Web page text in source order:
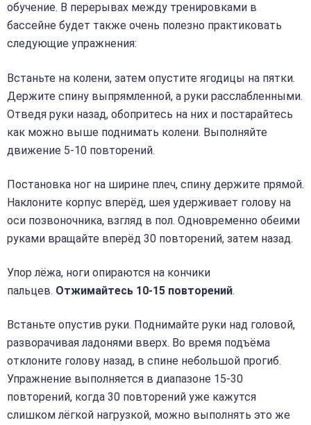
обучение. В перерывах между тренировками в
бассейне будет также очень полезно практиковать
следующие упражнения:
Встаньте на колени, затем опустите ягодицы на пятки.
Держите спину выпрямленной, а руки расслабленными.
Отведя руки назад, обопритесь на них и постарайтесь
как можно выше поднимать колени. Выполняйте
движение 5-10 повторений.
Постановка ног на ширине плеч, спину держите прямой.
Наклоните корпус вперёд, шея удерживает голову на
оси позвоночника, взгляд в пол. Одновременно обеими
руками вращайте вперёд 30 повторений, затем назад.
Упор лёжа, ноги опираются на кончики
пальцев. Отжимайтесь 10-15 повторений.
Встаньте опустив руки. Поднимайте руки над головой,
разворачивая ладонями вверх. Во время подъёма
отклоните голову назад, в спине небольшой прогиб.
Упражнение выполняется в диапазоне 15-30
повторений, когда 30 повторений уже кажутся
слишком лёгкой нагрузкой, можно выполнять это же